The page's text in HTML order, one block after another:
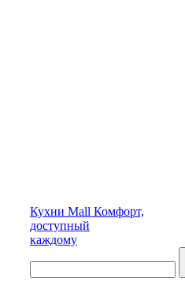
Кухни Mall Комфорт,
доступный
каждому